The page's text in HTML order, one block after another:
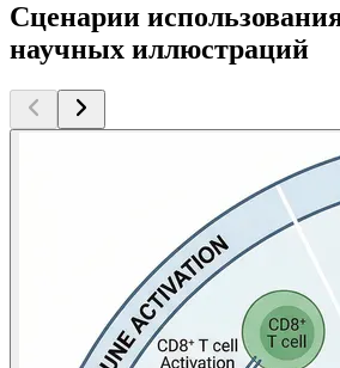
Сценарии
научных иллюстраций